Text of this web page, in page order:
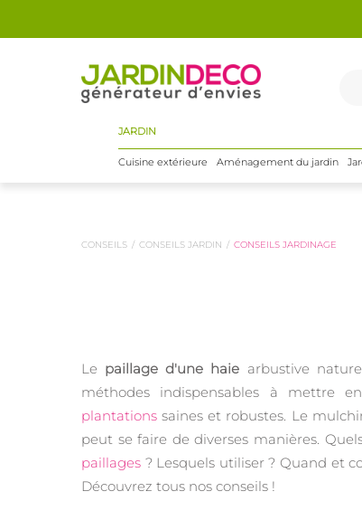
JARDIN
Cuisine extérieure Aménagement du jardin
CONSEILS CONSEILS JARDIN CONSEILS JARDINAGE
Le paillage d'une haie arbustive
méthodes indispensables à mettre
plantations saines et robustes. Le
peut se faire de diverses manières.
paillages ? Lesquels utiliser ? Quand et
Découvrez tous nos conseils !